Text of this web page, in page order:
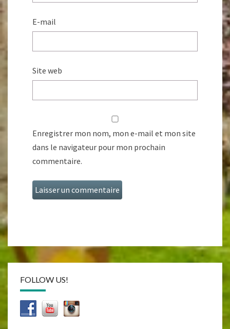
E-mail
Site web
Enregistrer mon nom, mon e-mail et mon site
dans le navigateur pour mon prochain
commentaire.
FOLLOW US!